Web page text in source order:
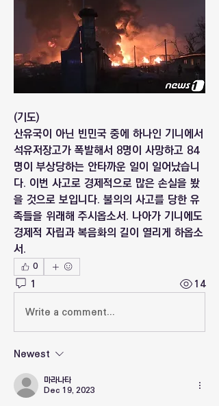
(기도)
산유국이 아닌 빈민국 중에 하나인 기니에서
석유저장고가 폭발해서 8명이 사망하고 84
명이 부상당하는 안타까운 일이 일어났습니
다. 이번 사고로 경제적으로 많은 손실을 봤
을 것으로 보입니다. 불의의 사고를 당한 유
족들을 위래해 주시옵소서. 나아가 기니에도
경제적 자립과 복음화의 길이 열리게 하옵소
서.
0
1
14
Write a comment...
Newest
마라나타
Dec 19, 2023